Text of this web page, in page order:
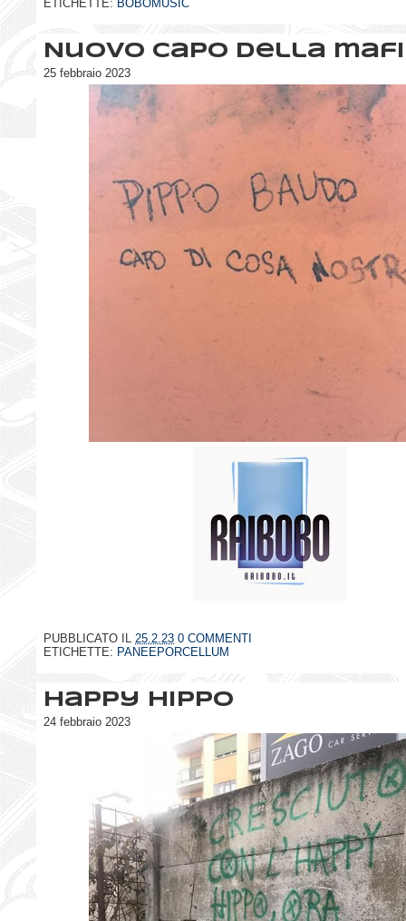
ETICHETTE: BOBOMUSIC
Nuovo capo della
25 febbraio 2023
PUBBLICATO IL 25.2.23 0 COMMENTI
ETICHETTE: PANEEPORCELLUM
Happy hippo
24 febbraio 2023